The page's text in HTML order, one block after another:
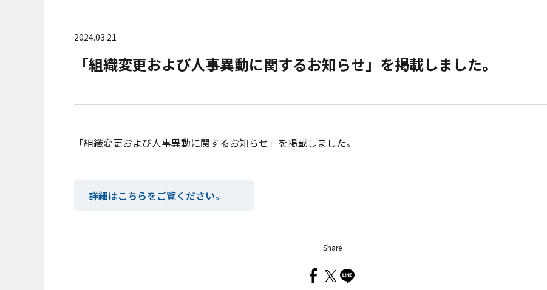
2024.03.21
「組織変更および人事異動に関するお知らせ」を掲載しました。
「組織変更および人事異動に関するお知らせ」を掲載しました。
詳細はこちらをご覧ください。
Share